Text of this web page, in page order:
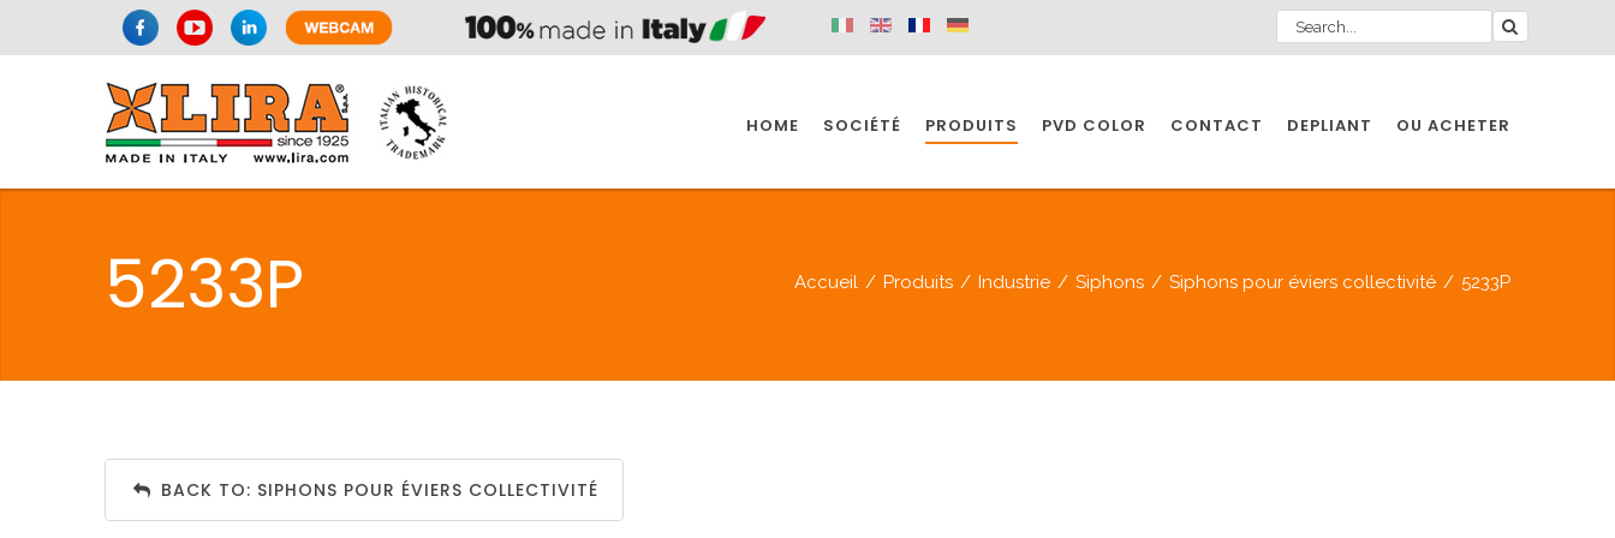
HOME SOCIÉTÉ PRODUITS
SPAZIO CUISINE SPAZIO BAIN SPAZIO INDUSTRIE
PVD COLOR CONTACT DEPLIANT
OU ACHETER
PMR
5233P Accueil / Produits / Industrie / Siphons / Siphons pour éviers collectivité / 5233P
BACK TO: SIPHONS POUR ÉVIERS COLLECTIVITÉ